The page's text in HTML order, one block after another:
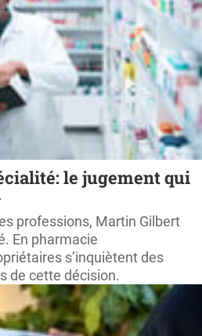
le jugement qui
professions, Martin Gilbert
En pharmacie
s’inquiètent des
de cette décision.